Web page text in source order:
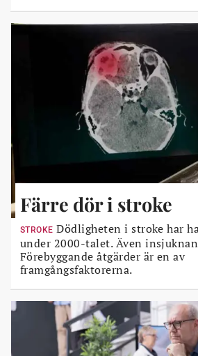
Färre dör i stroke
STROKE Dödligheten i stroke har
under 2000-talet. Även
Förebyggande åtgärder är en av
framgångsfaktorerna.